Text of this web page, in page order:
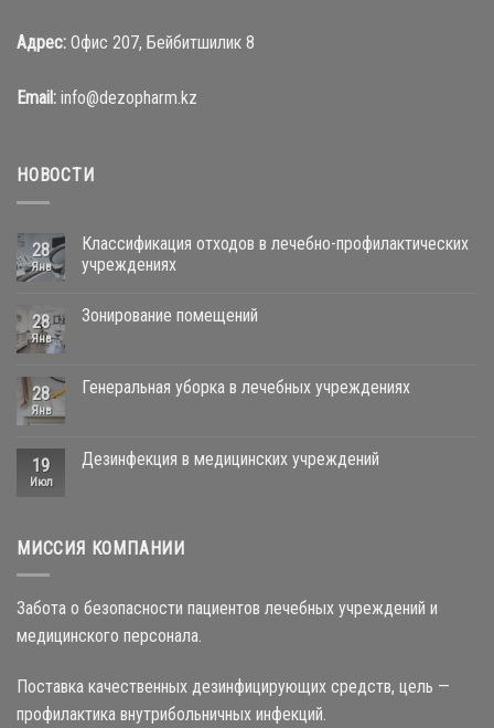
Адрес: Офис 207, Бейбитшилик 8
Email: info@dezopharm.kz
НОВОСТИ
28
Янв
Классификация отходов в лечебно-профилактических
учреждениях
28
Янв
Зонирование помещений
28
Янв
Генеральная уборка в лечебных учреждениях
19
Июл
Дезинфекция в медицинских учреждений
МИССИЯ КОМПАНИИ
Забота о безопасности пациентов лечебных учреждений и
медицинского персонала.
Поставка качественных дезинфицирующих средств, цель —
профилактика внутрибольничных инфекций.